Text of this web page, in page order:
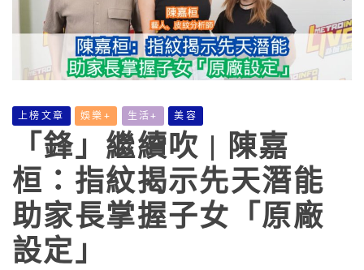
上榜文章 娛樂+ 生活+ 美容
「鋒」繼續吹 | 陳嘉
桓：指紋揭示先天潛能
助家長掌握子女「原廠
設定」